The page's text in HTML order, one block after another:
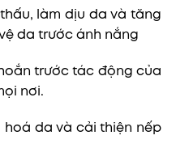
làm dịu da và tăng
da trước ánh nắng
trước tác động của
nơi.
da và cải thiện nếp